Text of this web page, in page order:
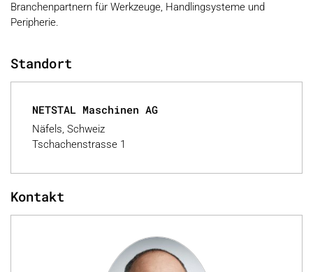
Branchenpartnern für Werkzeuge, Handlingsysteme und
Peripherie.
Standort
NETSTAL Maschinen AG
Näfels, Schweiz
Tschachenstrasse 1
Kontakt